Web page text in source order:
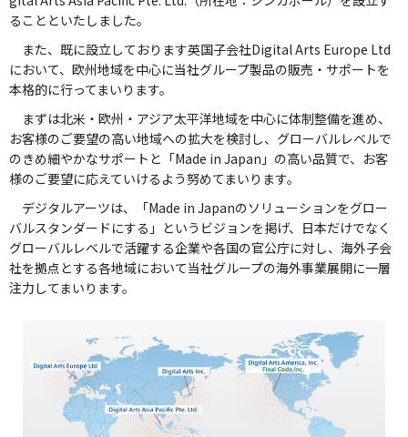
ることといたしました。
また、既に設立しております英国子会社Digital Arts Europe Ltd
において、欧州地域を中心に当社グループ製品の販売・サポートを
本格的に行ってまいります。
まずは北米・欧州・アジア太平洋地域を中心に体制整備を進め、
お客様のご要望の高い地域への拡大を検討し、グローバルレベルで
のきめ細やかなサポートと「Made in Japan」の高い品質で、お客
様のご要望に応えていけるよう努めてまいります。
デジタルアーツは、「Made in Japanのソリューションをグロー
バルスタンダードにする」というビジョンを掲げ、日本だけでなく
グローバルレベルで活躍する企業や各国の官公庁に対し、海外子会
社を拠点とする各地域において当社グループの海外事業展開に一層
注力してまいります。